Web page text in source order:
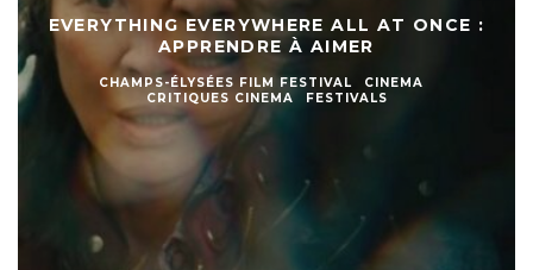
EVERYTHING EVERYWHERE ALL AT ONCE :
APPRENDRE À AIMER
CHAMPS-ÉLYSÉES FILM FESTIVAL
CINEMA
CRITIQUES CINEMA
FESTIVALS